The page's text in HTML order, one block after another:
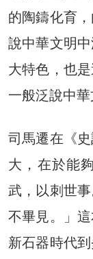
的陶鑄化育
說中華文明
大特色，也
一般泛說中華
司馬遷在《
大，在於能
武，以刺世
不畢見。」
新石器時代